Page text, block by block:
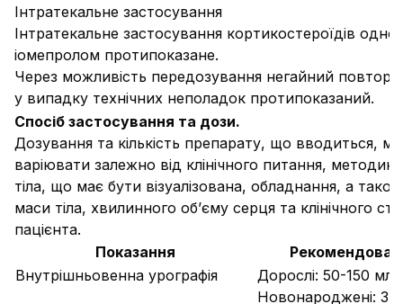
Інтратекальне застосування
Інтратекальне застосування кортикостероїдів
іомепролом протипоказане.
Через можливість передозування негайний повтор
у випадку технічних неполадок протипоказаний.
Спосіб застосування та дози.
Дозування та кількість препарату, що вводиться,
варіювати залежно від клінічного питання,
тіла, що має бути візуалізована, обладнання, а також
маси тіла, хвилинного об’єму серця та клінічного
пацієнта.
Показання
Внутрішньовенна урографія
Дорослі: 50-150 мл
Новонароджені: 3-